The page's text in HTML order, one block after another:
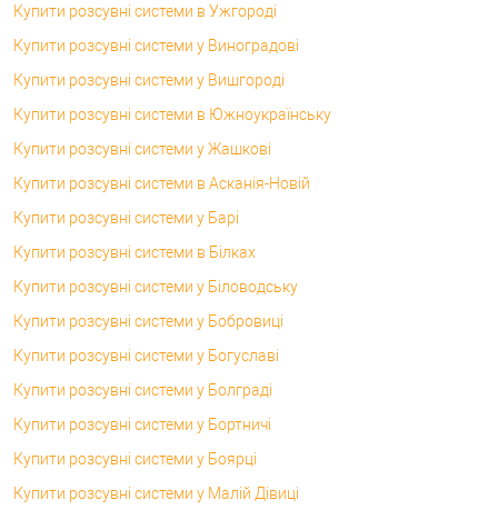
Купити розсувні системи в Ужгороді
Купити розсувні системи у Виноградові
Купити розсувні системи у Вишгороді
Купити розсувні системи в Южноукраїнську
Купити розсувні системи у Жашкові
Купити розсувні системи в Асканія-Новій
Купити розсувні системи у Барі
Купити розсувні системи в Білках
Купити розсувні системи у Біловодську
Купити розсувні системи у Бобровиці
Купити розсувні системи у Богуславі
Купити розсувні системи у Болграді
Купити розсувні системи у Бортничі
Купити розсувні системи у Боярці
Купити розсувні системи у Малій Дівиці